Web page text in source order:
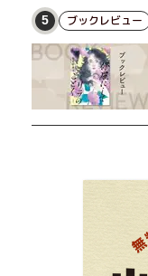
5 ブックレビュー